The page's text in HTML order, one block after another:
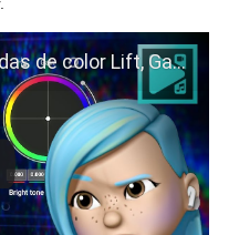
Lift, Gamma y Gain